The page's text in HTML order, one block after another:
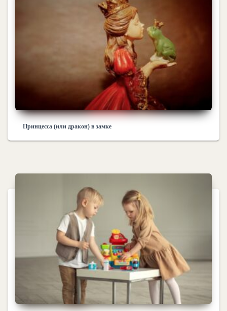
Принцесса (или дракон) в замке